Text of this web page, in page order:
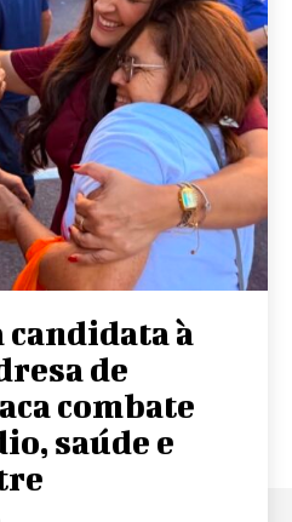
à
de
combate
saúde e